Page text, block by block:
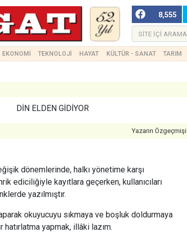
8,555
EKONOMİ TEKNOLOJİ HAYAT KÜLTÜR - SANAT TARIM
DİN ELDEN GİDİYOR
Yazarın Özgeçmişi
dönemlerinde, halkı yönetime karşı
ediciliğiyle kayıtlara geçerken, kullanıcıları
yazılmıştır.
okuyucuyu sıkmaya ve boşluk doldurmaya
yapmak, illâki lazım.